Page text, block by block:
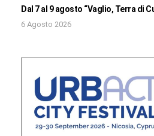
Dal 7 al 9 agosto “Vaglio, Terra di
6 Agosto 2026